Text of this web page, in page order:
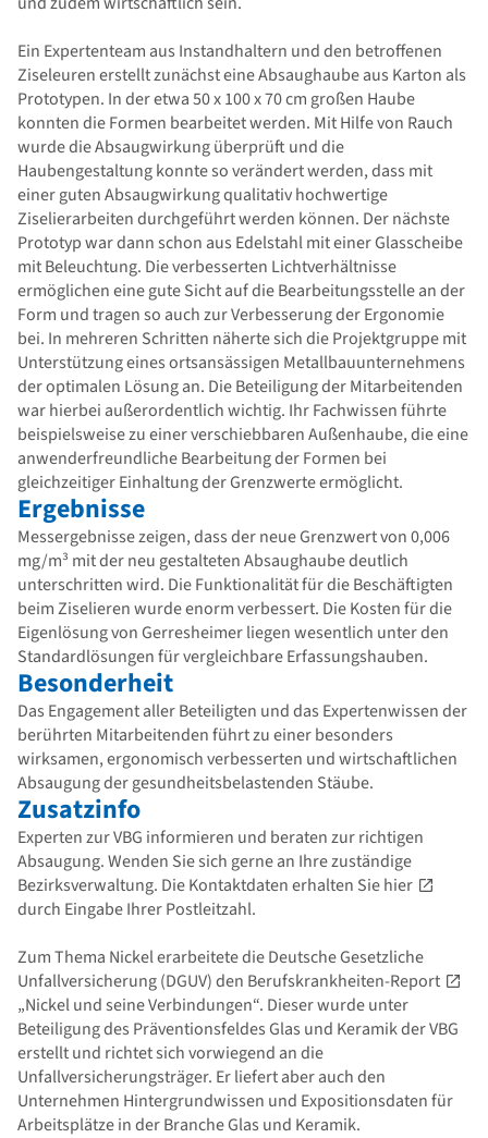
Ein Expertenteam aus Instandhaltern und den betroffenen
Ziseleuren erstellt zunächst eine Absaughaube aus Karton als
Prototypen. In der etwa 50 x 100 x 70 cm großen Haube
konnten die Formen bearbeitet werden. Mit Hilfe von Rauch
wurde die Absaugwirkung überprüft und die
Haubengestaltung konnte so verändert werden, dass mit
einer guten Absaugwirkung qualitativ hochwertige
Ziselierarbeiten durchgeführt werden können. Der nächste
Prototyp war dann schon aus Edelstahl mit einer Glasscheibe
mit Beleuchtung. Die verbesserten Lichtverhältnisse
ermöglichen eine gute Sicht auf die Bearbeitungsstelle an der
Form und tragen so auch zur Verbesserung der Ergonomie
bei. In mehreren Schritten näherte sich die Projektgruppe mit
Unterstützung eines ortsansässigen Metallbauunternehmens
der optimalen Lösung an. Die Beteiligung der Mitarbeitenden
war hierbei außerordentlich wichtig. Ihr Fachwissen führte
beispielsweise zu einer verschiebbaren Außenhaube, die eine
anwenderfreundliche Bearbeitung der Formen bei
gleichzeitiger Einhaltung der Grenzwerte ermöglicht.
Ergebnisse
Messergebnisse zeigen, dass der neue Grenzwert von 0,006
mg/m³ mit der neu gestalteten Absaughaube deutlich
unterschritten wird. Die Funktionalität für die Beschäftigten
beim Ziselieren wurde enorm verbessert. Die Kosten für die
Eigenlösung von Gerresheimer liegen wesentlich unter den
Standardlösungen für vergleichbare Erfassungshauben.
Besonderheit
Das Engagement aller Beteiligten und das Expertenwissen der
berührten Mitarbeitenden führt zu einer besonders
wirksamen, ergonomisch verbesserten und wirtschaftlichen
Absaugung der gesundheitsbelastenden Stäube.
Zusatzinfo
Experten zur VBG informieren und beraten zur richtigen
Absaugung. Wenden Sie sich gerne an Ihre zuständige
Bezirksverwaltung. Die Kontaktdaten erhalten Siehier
durch Eingabe Ihrer Postleitzahl.
Zum Thema Nickel erarbeitete die Deutsche Gesetzliche
Unfallversicherung (DGUV) den Berufskrankheiten-Report
„Nickel und seine Verbindungen“. Dieser wurde unter
Beteiligung des Präventionsfeldes Glas und Keramik der VBG
erstellt und richtet sich vorwiegend an die
Unfallversicherungsträger. Er liefert aber auch den
Unternehmen Hintergrundwissen und Expositionsdaten für
Arbeitsplätze in der Branche Glas und Keramik.